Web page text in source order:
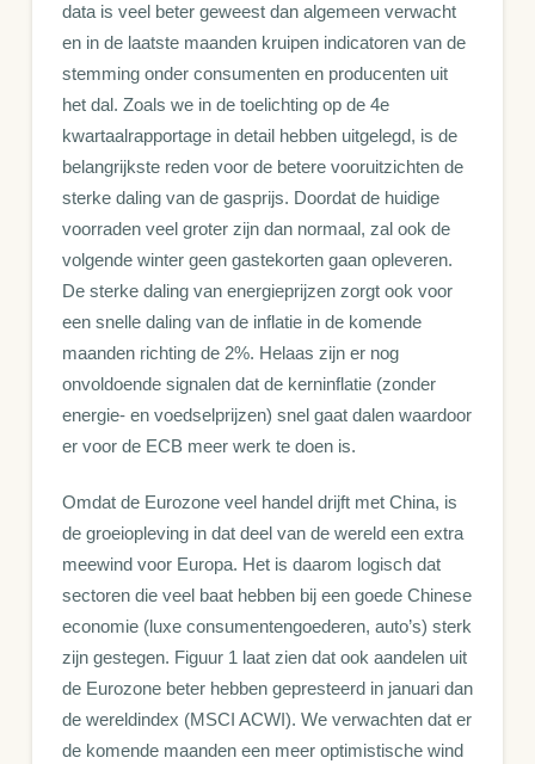
data is veel beter geweest dan algemeen verwacht
en in de laatste maanden kruipen indicatoren van de
stemming onder consumenten en producenten uit
het dal. Zoals we in de toelichting op de 4e
kwartaalrapportage in detail hebben uitgelegd, is de
belangrijkste reden voor de betere vooruitzichten de
sterke daling van de gasprijs. Doordat de huidige
voorraden veel groter zijn dan normaal, zal ook de
volgende winter geen gastekorten gaan opleveren.
De sterke daling van energieprijzen zorgt ook voor
een snelle daling van de inflatie in de komende
maanden richting de 2%. Helaas zijn er nog
onvoldoende signalen dat de kerninflatie (zonder
energie- en voedselprijzen) snel gaat dalen waardoor
er voor de ECB meer werk te doen is.
Omdat de Eurozone veel handel drijft met China, is
de groeiopleving in dat deel van de wereld een extra
meewind voor Europa. Het is daarom logisch dat
sectoren die veel baat hebben bij een goede Chinese
economie (luxe consumentengoederen, auto’s) sterk
zijn gestegen. Figuur 1 laat zien dat ook aandelen uit
de Eurozone beter hebben gepresteerd in januari dan
de wereldindex (MSCI ACWI). We verwachten dat er
de komende maanden een meer optimistische wind